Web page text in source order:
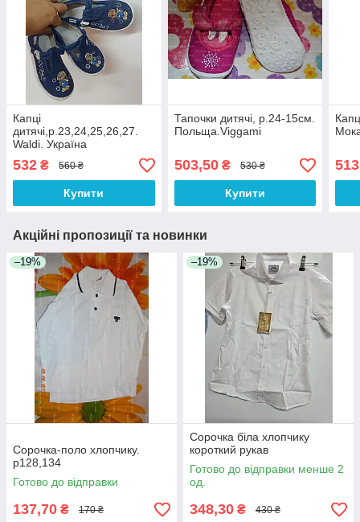
Капці
дитячі,р.23,24,25,26,27.
Waldi. Україна
532 ₴ 560 ₴
Купити
Тапочки дитячі, р.24-15см.
Польща.Viggami
503,50₴ 530 ₴
Купити
513
Акційні пропозиції та новинки
–19%
Сорочка-поло хлопчику.
р128,134
Готово до відправки
137,70 ₴ 170 ₴
–19%
Сорочка біла хлопчику
короткий рукав
Готово до відправки менше 2
од.
348,30 ₴ 430 ₴